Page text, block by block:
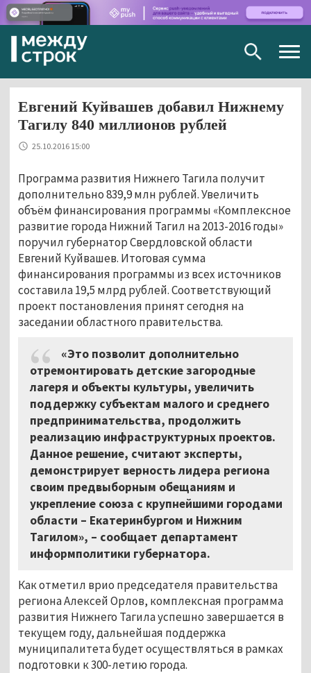
Евгений Куйвашев добавил Нижнему
Тагилу 840 миллионов рублей
25.10.2016 15:00
Программа развития Нижнего Тагила получит
дополнительно 839,9 млн рублей. Увеличить
объём финансирования программы «Комплексное
развитие города Нижний Тагил на 2013-2016 годы»
поручил губернатор Свердловской области
Евгений Куйвашев. Итоговая сумма
финансирования программы из всех источников
составила 19,5 млрд рублей. Соответствующий
проект постановления принят сегодня на
заседании областного правительства.
«Это позволит дополнительно
отремонтировать детские загородные
лагеря и объекты культуры, увеличить
поддержку субъектам малого и среднего
предпринимательства, продолжить
реализацию инфраструктурных проектов.
Данное решение, считают эксперты,
демонстрирует верность лидера региона
своим предвыборным обещаниям и
укрепление союза с крупнейшими городами
области – Екатеринбургом и Нижним
Тагилом», – сообщает департамент
информполитики губернатора.
Как отметил врио председателя правительства
региона Алексей Орлов, комплексная программа
развития Нижнего Тагила успешно завершается в
текущем году, дальнейшая поддержка
муниципалитета будет осуществляться в рамках
подготовки к 300-летию города.